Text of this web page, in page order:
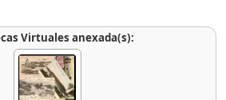
Virtuales anexada(s):